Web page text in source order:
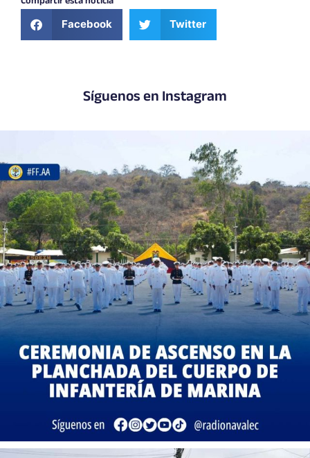
Facebook Twitter
Síguenos en Instagram